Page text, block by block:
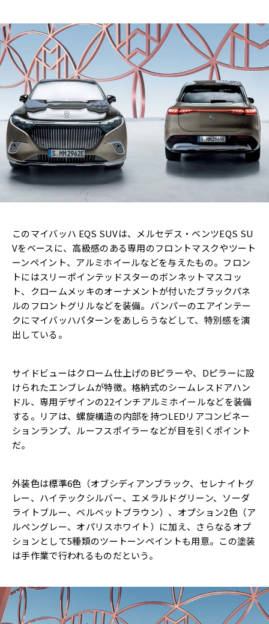
このマイバッハ EQS SUVは、メルセデス・ベンツEQS SU
Vをベースに、高級感のある専用のフロントマスクやツート
ーンペイント、アルミホイールなどを与えたもの。フロン
トにはスリーポインテッドスターのボンネットマスコッ
ト、クロームメッキのオーナメントが付いたブラックパネ
ルのフロントグリルなどを装備。バンパーのエアインテー
クにマイバッハパターンをあしらうなどして、特別感を演
出している。
サイドビューはクローム仕上げのBピラーや、Dピラーに設
けられたエンブレムが特徴。格納式のシームレスドアハン
ドル、専用デザインの22インチアルミホイールなどを装備
する。リアは、螺旋構造の内部を持つLEDリアコンビネー
ションランプ、ルーフスポイラーなどが目を引くポイント
だ。
外装色は標準6色（オブシディアンブラック、セレナイトグ
レー、ハイテックシルバー、エメラルドグリーン、ソーダ
ライトブルー、ベルベットブラウン）、オプション2色（ア
ルペングレー、オパリスホワイト）に加え、さらなるオプ
ションとして5種類のツートーンペイントも用意。この塗装
は手作業で行われるものだという。